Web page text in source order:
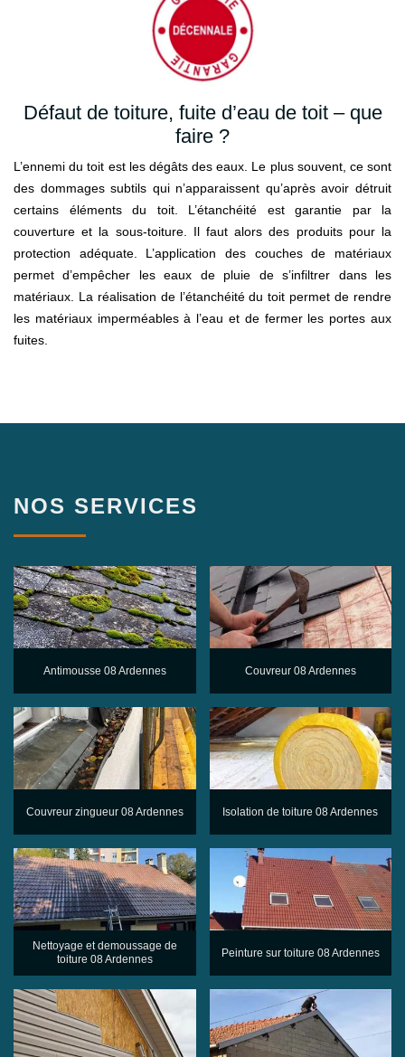
Défaut de toiture, fuite d’eau de toit – que
faire ?
L’ennemi du toit est les dégâts des eaux. Le plus souvent, ce sont
des dommages subtils qui n’apparaissent qu’après avoir détruit
certains éléments du toit. L’étanchéité est garantie par la
couverture et la sous-toiture. Il faut alors des produits pour la
protection adéquate. L’application des couches de matériaux
permet d’empêcher les eaux de pluie de s’infiltrer dans les
matériaux. La réalisation de l’étanchéité du toit permet de rendre
les matériaux imperméables à l’eau et de fermer les portes aux
fuites.
NOS SERVICES
Antimousse 08 Ardennes Couvreur 08 Ardennes
Couvreur zingueur 08 Ardennes Isolation de toiture 08 Ardennes
Nettoyage et demoussage de
toiture 08 Ardennes
Peinture sur toiture 08 Ardennes